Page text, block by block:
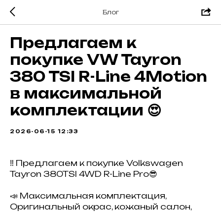
Блог
Предлагаем к
покупке VW Tayron
380 TSI R-Line 4Motion
в максимальной
комплектации 😍
2026-06-15 12:33
‼️ Предлагаем к покупке Volkswagen
Tayron 380TSI 4WD R-Line Pro😎
📣 Максимальная комплектация,
Оригинальный окрас, кожаный салон,